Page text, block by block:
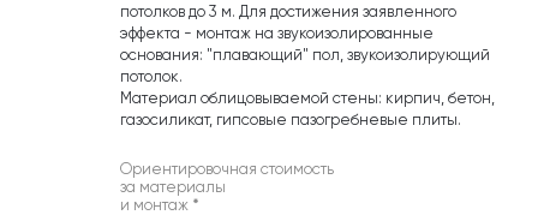
потолков до 3 м. Для достижения заявленного
эффекта - монтаж на звукоизолированные
основания: "плавающий" пол, звукоизолирующий
потолок.
Материал облицовываемой стены: кирпич, бетон,
газосиликат, гипсовые пазогребневые плиты.
Ориентировочная стоимость
за материалы
и монтаж *